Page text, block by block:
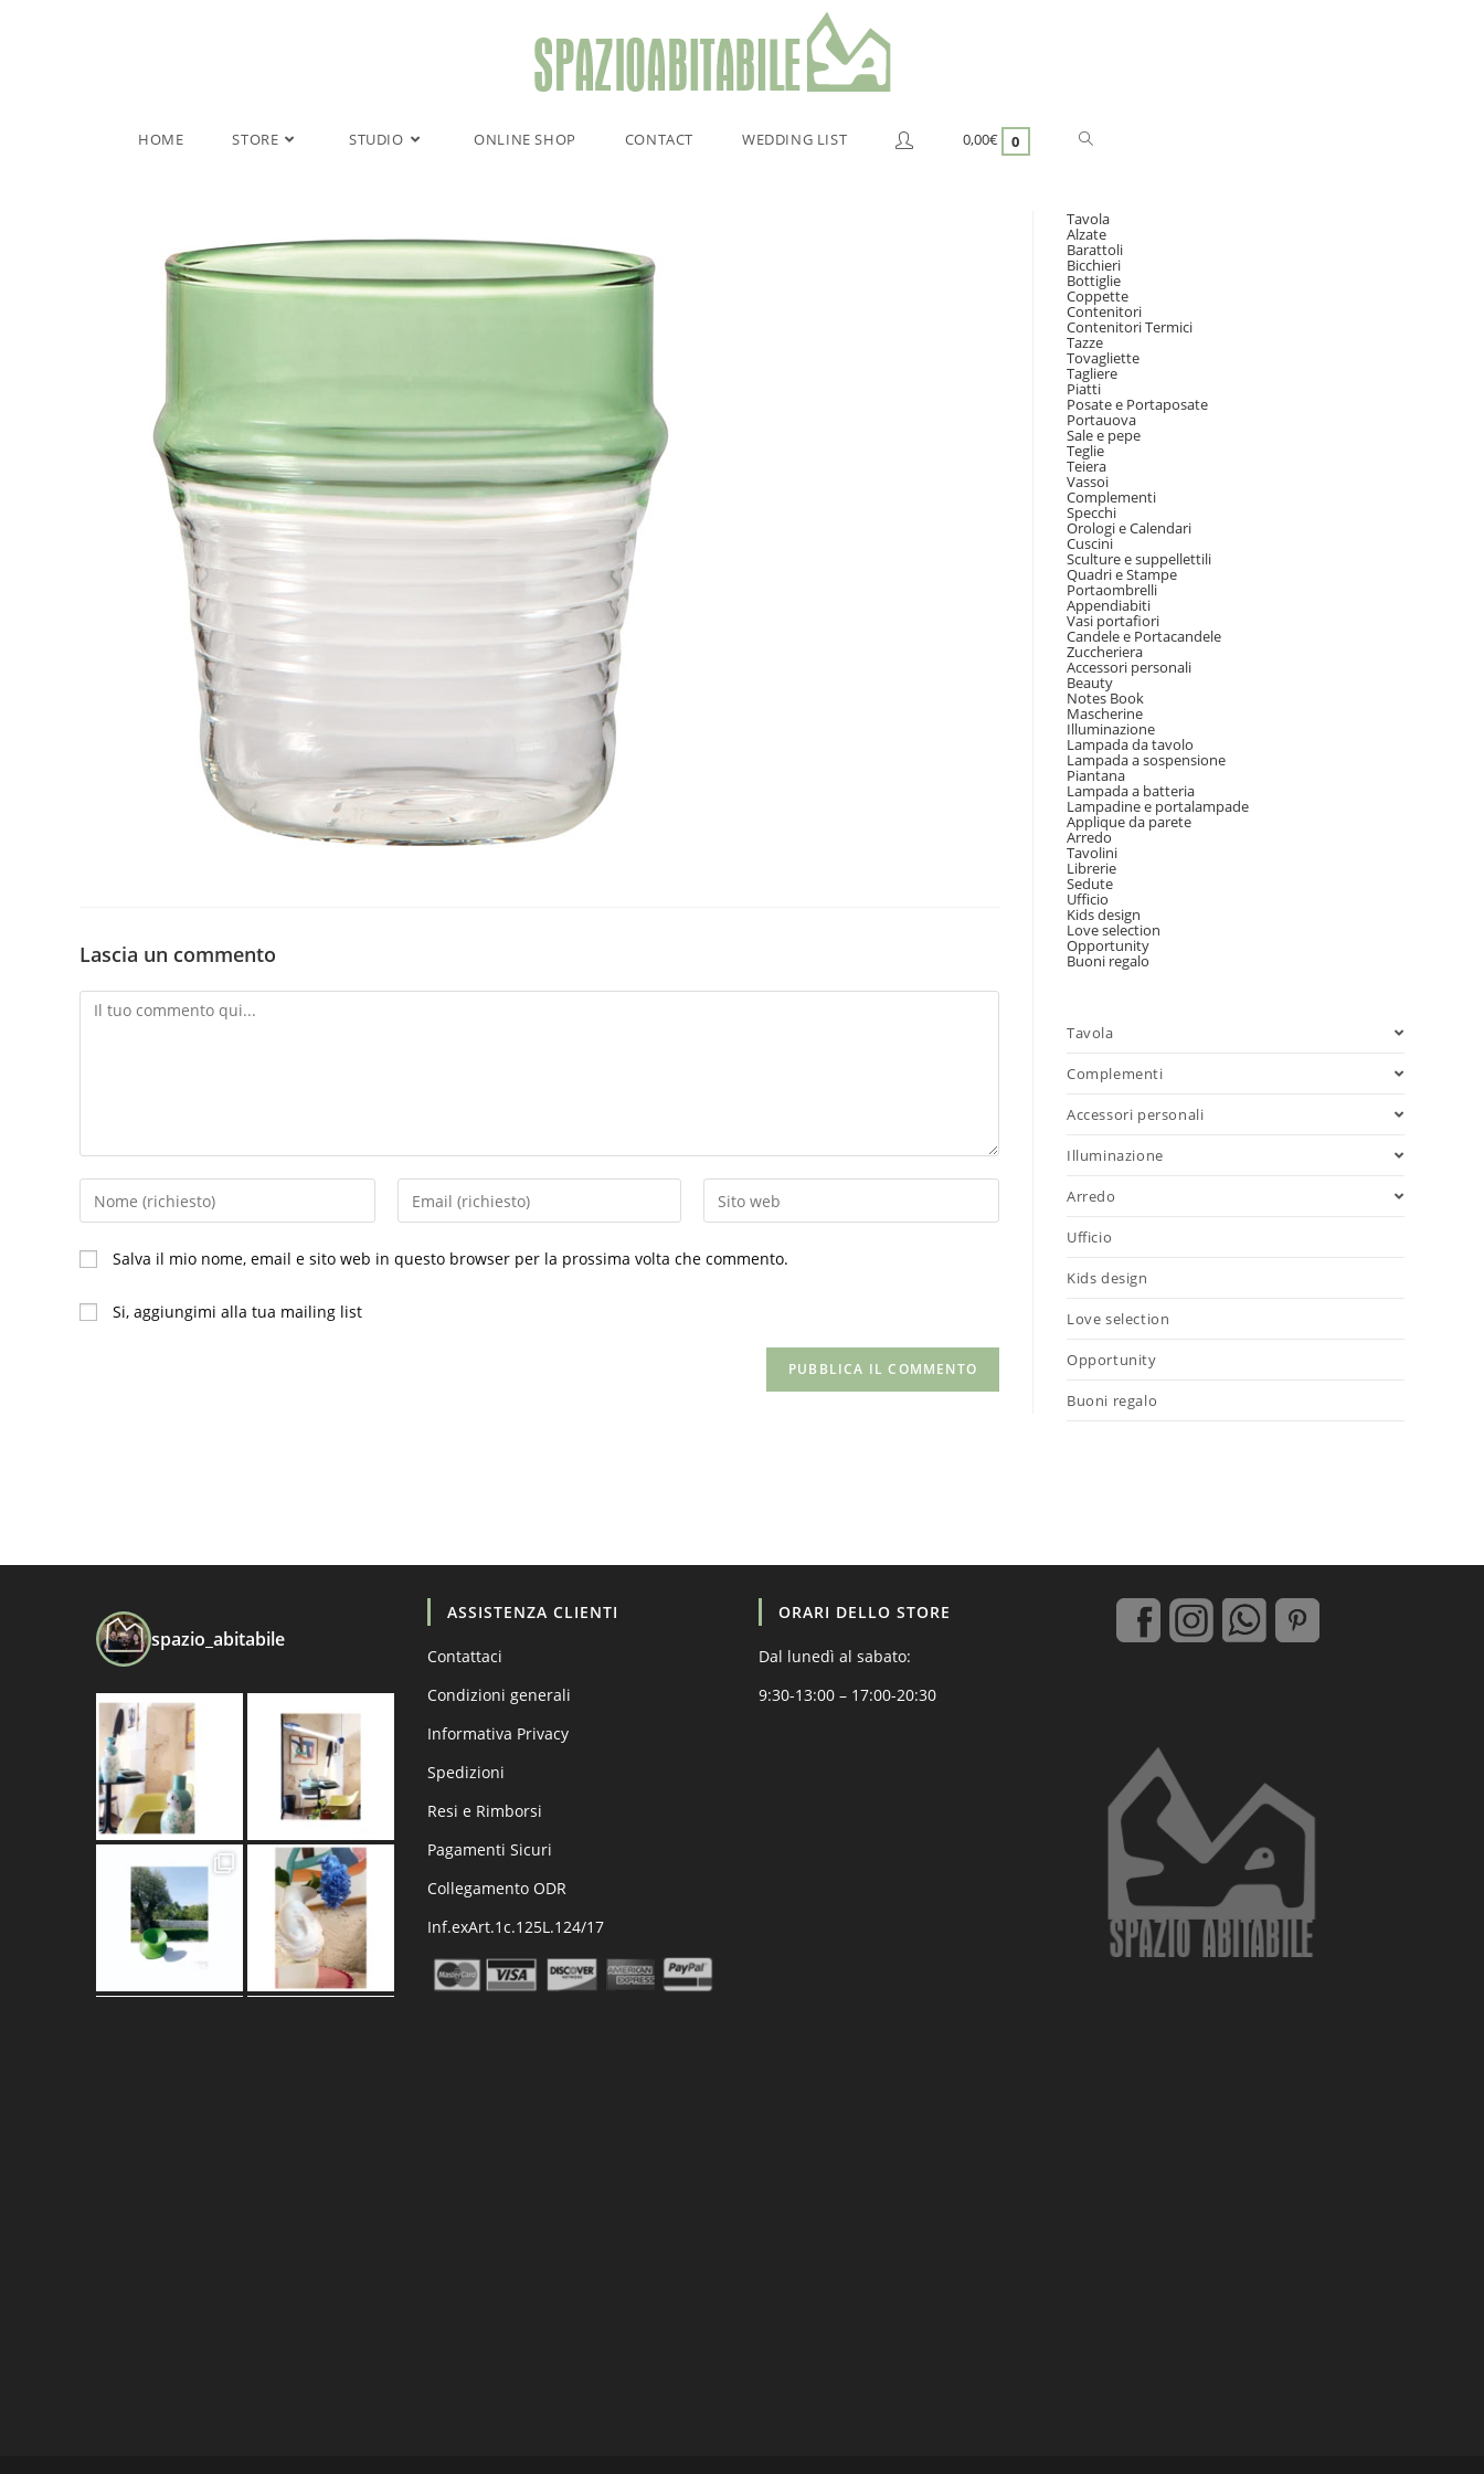
HOME STORE STUDIO ONLINE SHOP CONTACT WEDDING LIST 0,00€ 0
Lascia un commento
Commento
Inserisci
il
tuo
nome
o
Inserisci
il
indirizzo
Inserisci
l'URL
Salva il mio nome, email e sito web in questo browser per la prossima volta che commento.
Si, aggiungimi alla tua mailing list
Tavola
Alzate
Barattoli
Bicchieri
Bottiglie
Coppette
Contenitori
Contenitori Termici
Tazze
Tovagliette
Tagliere
Piatti
Posate e Portaposate
Portauova
Sale e pepe
Teglie
Teiera
Vassoi
Complementi
Specchi
Orologi e Calendari
Cuscini
Sculture e suppellettili
Quadri e Stampe
Portaombrelli
Appendiabiti
Vasi portafiori
Candele e Portacandele
Zuccheriera
Accessori personali
Beauty
Notes Book
Mascherine
Illuminazione
Lampada da tavolo
Lampada a sospensione
Piantana
Lampada a batteria
Lampadine e portalampade
Applique da parete
Arredo
Tavolini
Librerie
Sedute
Ufficio
Kids design
Love selection
Opportunity
Buoni regalo
Tavola
Complementi
Accessori personali
Illuminazione
Arredo
Ufficio
Kids design
Love selection
Opportunity
Buoni regalo
spazio_abitabile
ASSISTENZA CLIENTI
Contattaci
Condizioni generali
Informativa Privacy
Spedizioni
Resi e Rimborsi
Pagamenti Sicuri
Collegamento ODR
Inf.exArt.1c.125L.124/17
ORARI DELLO STORE
Dal lunedì al sabato:
9:30-13:00 – 17:00-20:30